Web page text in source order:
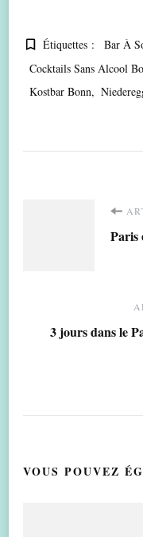
Étiquettes : Bar À
Cocktails Sans Alcool
Kostbar Bonn
Paris
3 jours dans le
VOUS POUVEZ